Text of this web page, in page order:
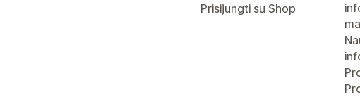
Prisijungti su Shop